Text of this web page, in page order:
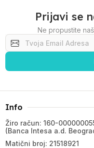
Prijavi se
Ne propustite
Info
Žiro račun: 160-
(Banca Intesa a.d.
Matični broj: 21518921